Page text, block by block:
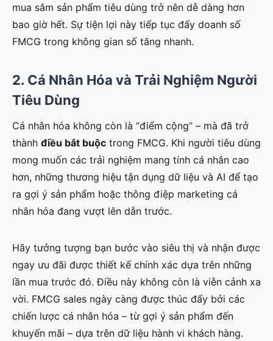
mua sắm sản phẩm tiêu dùng trở nên dễ dàng hơn
bao giờ hết. Sự tiện lợi này tiếp tục đẩy doanh số
FMCG trong không gian số tăng nhanh.
2. Cá Nhân Hóa và Trải Nghiệm Người
Tiêu Dùng
Cá nhân hóa không còn là “điểm cộng” – mà đã trở
thành điều bắt buộc trong FMCG. Khi người tiêu dùng
mong muốn các trải nghiệm mang tính cá nhân cao
hơn, những thương hiệu tận dụng dữ liệu và AI để tạo
ra gợi ý sản phẩm hoặc thông điệp marketing cá
nhân hóa đang vượt lên dẫn trước.
Hãy tưởng tượng bạn bước vào siêu thị và nhận được
ngay ưu đãi được thiết kế chính xác dựa trên những
lần mua trước đó. Điều này không còn là viễn cảnh xa
vời. FMCG sales ngày càng được thúc đẩy bởi các
chiến lược cá nhân hóa – từ gợi ý sản phẩm đến
khuyến mãi – dựa trên dữ liệu hành vi khách hàng.